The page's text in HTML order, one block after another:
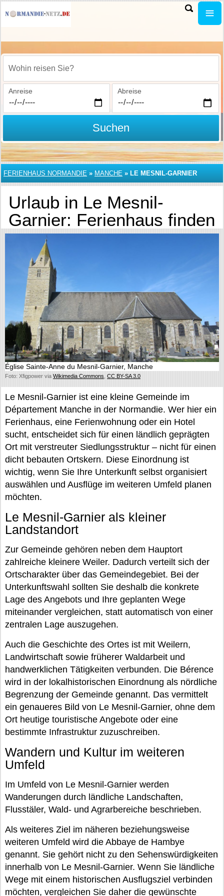
Wohin reisen Sie?
Anreise Abreise
Suchen
FERIENHAUS NORMANDIE » MANCHE » LE MESNIL-GARNIER
Urlaub in Le Mesnil-
Garnier: Ferienhaus finden
Église Sainte-Anne du Mesnil-Garnier, Manche
Foto: Xfigpower via Wikimedia Commons CC BY-SA 3.0
Le Mesnil-Garnier ist eine kleine Gemeinde im
Département Manche in der Normandie. Wer hier ein
Ferienhaus, eine Ferienwohnung oder ein Hotel
sucht, entscheidet sich für einen ländlich geprägten
Ort mit verstreuter Siedlungsstruktur – nicht für einen
dicht bebauten Ortskern. Diese Einordnung ist
wichtig, wenn Sie Ihre Unterkunft selbst organisiert
auswählen und Ausflüge im weiteren Umfeld planen
möchten.
Le Mesnil-Garnier als kleiner
Landstandort
Zur Gemeinde gehören neben dem Hauptort
zahlreiche kleinere Weiler. Dadurch verteilt sich der
Ortscharakter über das Gemeindegebiet. Bei der
Unterkunftswahl sollten Sie deshalb die konkrete
Lage des Angebots und Ihre geplanten Wege
miteinander vergleichen, statt automatisch von einer
zentralen Lage auszugehen.
Auch die Geschichte des Ortes ist mit Weilern,
Landwirtschaft sowie früherer Waldarbeit und
handwerklichen Tätigkeiten verbunden. Die Bérence
wird in der lokalhistorischen Einordnung als nördliche
Begrenzung der Gemeinde genannt. Das vermittelt
ein genaueres Bild von Le Mesnil-Garnier, ohne dem
Ort heutige touristische Angebote oder eine
bestimmte Infrastruktur zuzuschreiben.
Wandern und Kultur im weiteren
Umfeld
Im Umfeld von Le Mesnil-Garnier werden
Wanderungen durch ländliche Landschaften,
Flusstäler, Wald- und Agrarbereiche beschrieben.
Als weiteres Ziel im näheren beziehungsweise
weiteren Umfeld wird die Abbaye de Hambye
genannt. Sie gehört nicht zu den Sehenswürdigkeiten
innerhalb von Le Mesnil-Garnier. Wenn Sie ländliche
Wege mit einem historischen Ausflugsziel verbinden
möchten, vergleichen Sie daher die gewünschte